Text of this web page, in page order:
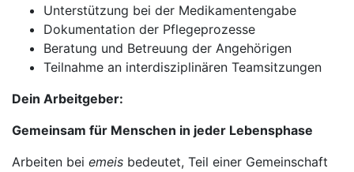
Unterstützung bei der Medikamentengabe
Dokumentation der Pflegeprozesse
Beratung und Betreuung der Angehörigen
Teilnahme an interdisziplinären Teamsitzungen
Dein Arbeitgeber:
Gemeinsam für Menschen in jeder Lebensphase
Arbeiten bei emeis bedeutet, Teil einer Gemeinschaft